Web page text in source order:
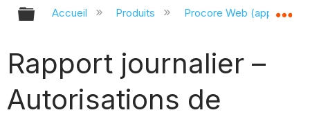
Développer/réduire la hiérarchie
Accueil Produits Procore Web
Rapport journalier –
Autorisations de